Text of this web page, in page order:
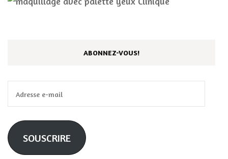
ABONNEZ-VOUS!
e-
mail
SOUSCRIRE